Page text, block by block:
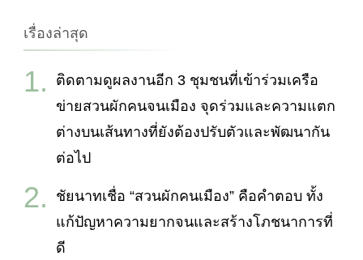
เรื่องล่าสุด
ติดตามดูผลงานอีก 3 ชุมชนที่เข้าร่วมเครือ
ข่ายสวนผักคนจนเมือง จุดร่วมและความแตก
ต่างบนเส้นทางที่ยังต้องปรับตัวและพัฒนากัน
ต่อไป
ชัยนาทเชื่อ “สวนผักคนเมือง” คือคำตอบ ทั้ง
แก้ปัญหาความยากจนและสร้างโภชนาการที่
ดี